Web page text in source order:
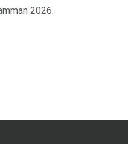
2026.